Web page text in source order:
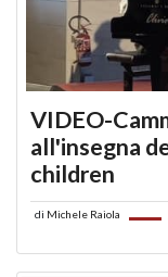
VIDEO-
all'insegna
children
di Michele Raiola